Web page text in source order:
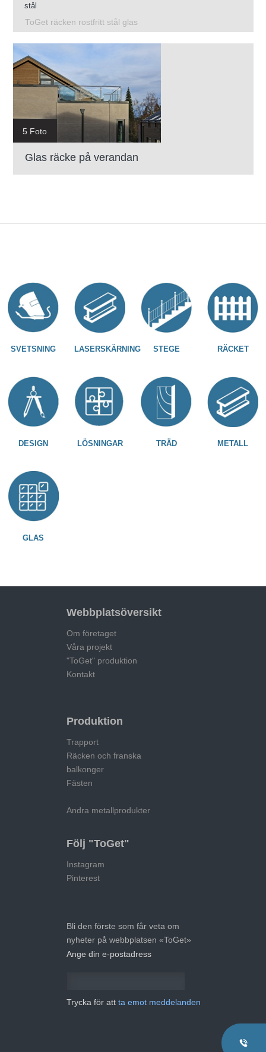
stål
ToGet räcken rostfritt stål glas
5 Foto
Glas räcke på verandan
SVETSNING LASERSKÄRNING STEGE RÄCKET
DESIGN LÖSNINGAR TRÄD METALL
GLAS
Webbplatsöversikt
Om företaget
Våra projekt
"ToGet" produktion
Kontakt
Produktion
Trapport
Räcken och franska
balkonger
Fästen
Andra metallprodukter
Följ "ToGet"
Instagram
Pinterest
Bli den förste som får veta om
nyheter på webbplatsen «ToGet»
Ange din e-postadress
Trycka för att ta emot meddelanden